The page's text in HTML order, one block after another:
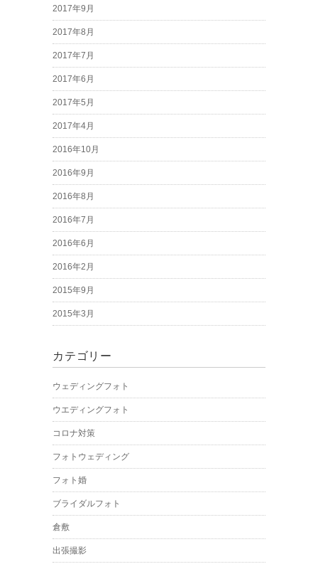
2017年9月
2017年8月
2017年7月
2017年6月
2017年5月
2017年4月
2016年10月
2016年9月
2016年8月
2016年7月
2016年6月
2016年2月
2015年9月
2015年3月
カテゴリー
ウェディングフォト
ウエディングフォト
コロナ対策
フォトウェディング
フォト婚
ブライダルフォト
倉敷
出張撮影